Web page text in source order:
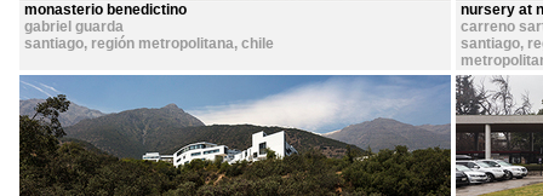
monasterio benedictino
gabriel guarda
santiago, región metropolitana, chile
nursery at
carreno
santiago,